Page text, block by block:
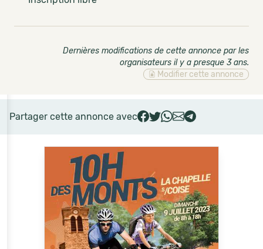
Dernières modifications de cette annonce par les
organisateurs il y a presque 3 ans.
Modifier cette annonce
Partager cette annonce avec